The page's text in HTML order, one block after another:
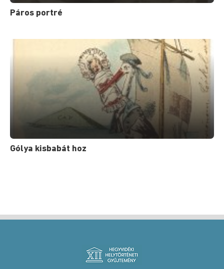
Páros portré
Gólya kisbabát hoz